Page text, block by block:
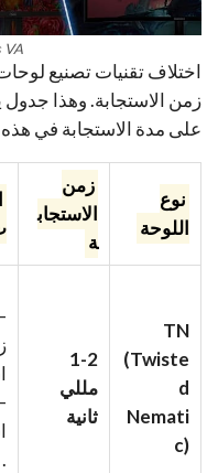
VA
اختلاف تقنيات تصنيع
زمن الاستجابة. وهذا
على مدة الاستجابة في
نوع
اللوحة
زمن
الاستجاب
ة
TN
(Twiste
d
Nemati
c)
1-2
مللي
ثانية
.